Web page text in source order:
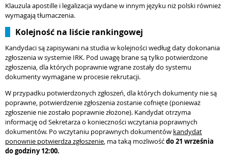
Klauzula apostille i legalizacja wydane w innym języku niż polski również
wymagają tłumaczenia.
Kolejność na liście rankingowej
Kandydaci są zapisywani na studia w kolejności według daty dokonania
zgłoszenia w systemie IRK. Pod uwagę brane są tylko potwierdzone
zgłoszenia, dla których poprawnie wgrane zostały do systemu
dokumenty wymagane w procesie rekrutacji.
W przypadku potwierdzonych zgłoszeń, dla których dokumenty nie są
poprawne, potwierdzenie zgłoszenia zostanie cofnięte (ponieważ
zgłoszenie nie zostało poprawnie złożone). Kandydat otrzyma
informację od Sekretarza o konieczności wczytania poprawnych
dokumentów. Po wczytaniu poprawnych dokumentów kandydat
ponownie potwierdza zgłoszenie, ma taką możliwośćdo 21 września
do godziny 12:00.